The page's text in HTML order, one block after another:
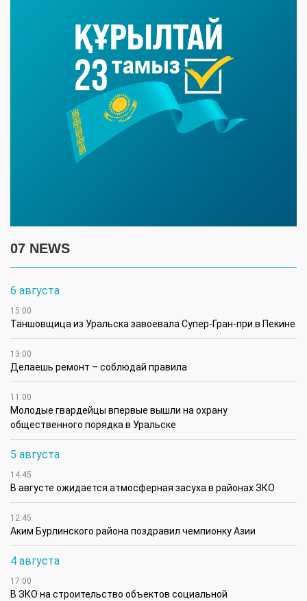
07 NEWS
6 августа
15:00
Таншовщица из Уральска завоевала Супер-Гран-при в Пекине
13:00
Делаешь ремонт – соблюдай правила
11:00
Молодые гвардейцы впервые вышли на охрану
общественного порядка в Уральске
5 августа
14:45
В августе ожидается атмосферная засуха в районах ЗКО
12:45
Аким Бурлинского района поздравил чемпионку Азии
4 августа
17:00
В ЗКО на строительство объектов социальной